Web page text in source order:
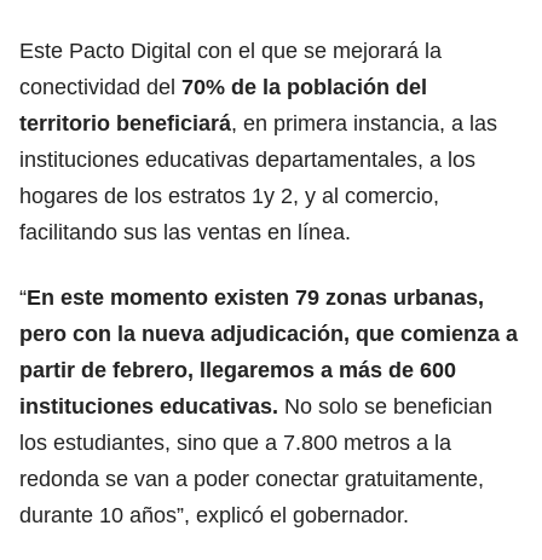
Este Pacto Digital con el que se mejorará la
conectividad del 70% de la población del
territorio beneficiará, en primera instancia, a las
instituciones educativas departamentales, a los
hogares de los estratos 1y 2, y al comercio,
facilitando sus las ventas en línea.
“En este momento existen 79 zonas urbanas,
pero con la nueva adjudicación, que comienza a
partir de febrero, llegaremos a más de 600
instituciones educativas. No solo se benefician
los estudiantes, sino que a 7.800 metros a la
redonda se van a poder conectar gratuitamente,
durante 10 años”, explicó el gobernador.